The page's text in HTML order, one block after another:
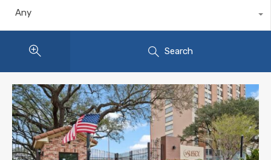
Any
Search